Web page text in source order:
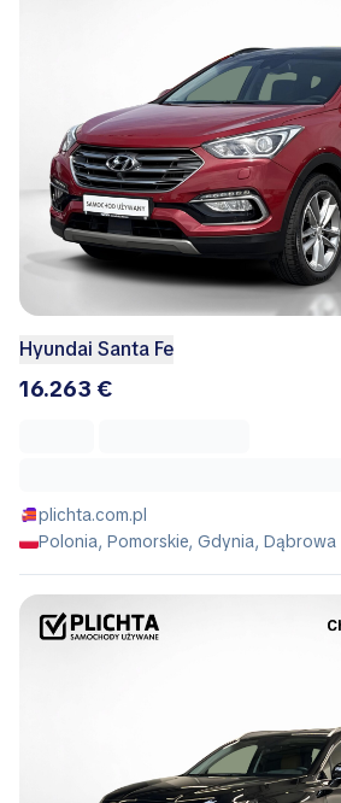
Hyundai Santa Fe
16.263 €
plichta.com.pl
Polonia, Pomorskie, Gdynia, Dąbrowa